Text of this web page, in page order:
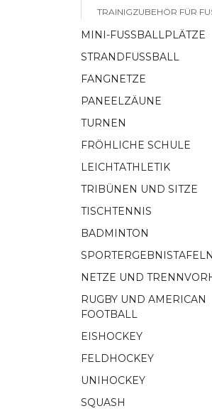
TRAINIGZUBEHÖR FÜR
MINI-FUSSBALLPLÄTZE
STRANDFUSSBALL
FANGNETZE
PANEELZÄUNE
TURNEN
FRÖHLICHE SCHULE
LEICHTATHLETIK
TRIBÜNEN UND SITZE
TISCHTENNIS
BADMINTON
SPORTERGEBNISTAFELN
NETZE UND
RUGBY UND AMERICAN
FOOTBALL
EISHOCKEY
FELDHOCKEY
UNIHOCKEY
SQUASH